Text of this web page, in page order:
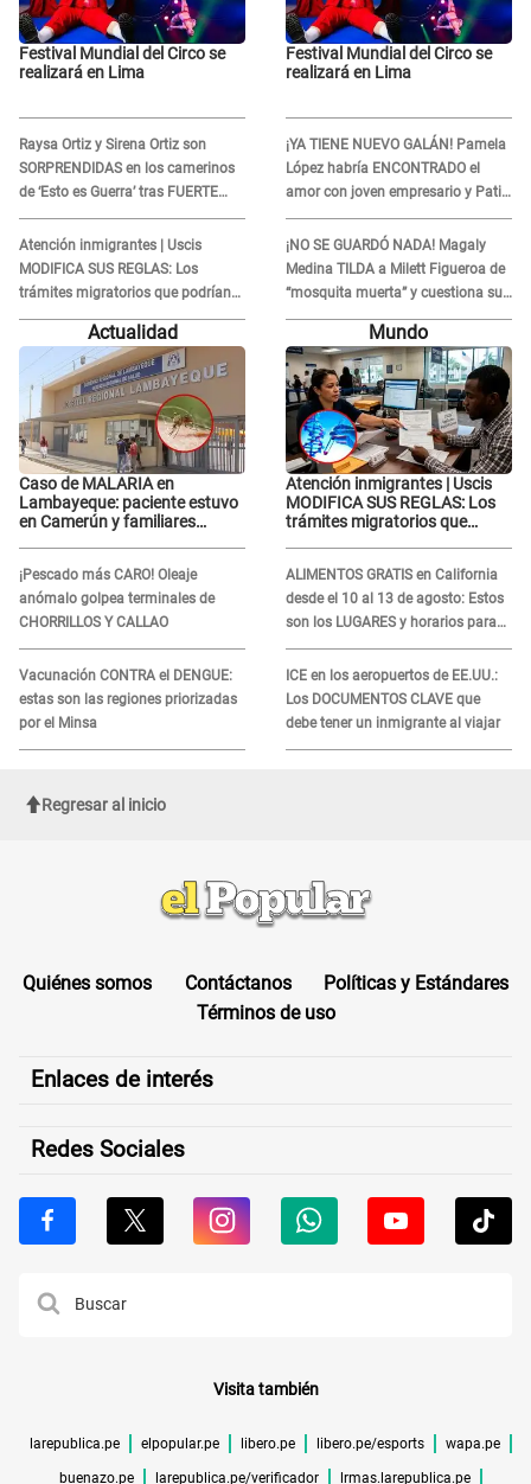
Festival Mundial del Circo se
realizará en Lima
Raysa Ortiz y Sirena Ortiz son
SORPRENDIDAS en los camerinos
de ‘Esto es Guerra’ tras FUERTE
ENFRENTAMIENTO con Gabriel
Moisés: “Gracias”
Atención inmigrantes | Uscis
MODIFICA SUS REGLAS: Los
trámites migratorios que podrían
necesitar tu prueba de ADN
Festival Mundial del Circo se
realizará en Lima
¡YA TIENE NUEVO GALÁN! Pamela
López habría ENCONTRADO el
amor con joven empresario y Pati
Lorena la ECHA en VIVO
¡NO SE GUARDÓ NADA! Magaly
Medina TILDA a Milett Figueroa de
“mosquita muerta” y cuestiona su
RECONCILIACIÓN con Marcelo
Tinelli en TV argentina
Actualidad
Caso de MALARIA en
Lambayeque: paciente estuvo
en Camerún y familiares
¡Pescado más CARO! Oleaje
anómalo golpea terminales de
CHORRILLOS Y CALLAO
Vacunación CONTRA el DENGUE:
estas son las regiones priorizadas
por el Minsa
Mundo
Atención inmigrantes | Uscis
MODIFICA SUS REGLAS: Los
trámites migratorios que
ALIMENTOS GRATIS en California
desde el 10 al 13 de agosto: Estos
son los LUGARES y horarios para
recibir la ayuda
ICE en los aeropuertos de EE.UU.:
Los DOCUMENTOS CLAVE que
debe tener un inmigrante al viajar
Regresar al inicio
Quiénes somos Contáctanos
Políticas y Estándares
Términos de uso
Enlaces de interés
Redes Sociales
Visita también
larepublica.pe elpopular.pe libero.pe libero.pe/esports wapa.pe
buenazo.pe larepublica.pe/verificador lrmas.larepublica.pe